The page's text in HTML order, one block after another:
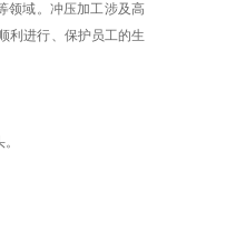
域。冲压加工涉及高
利进行、保护员工的生